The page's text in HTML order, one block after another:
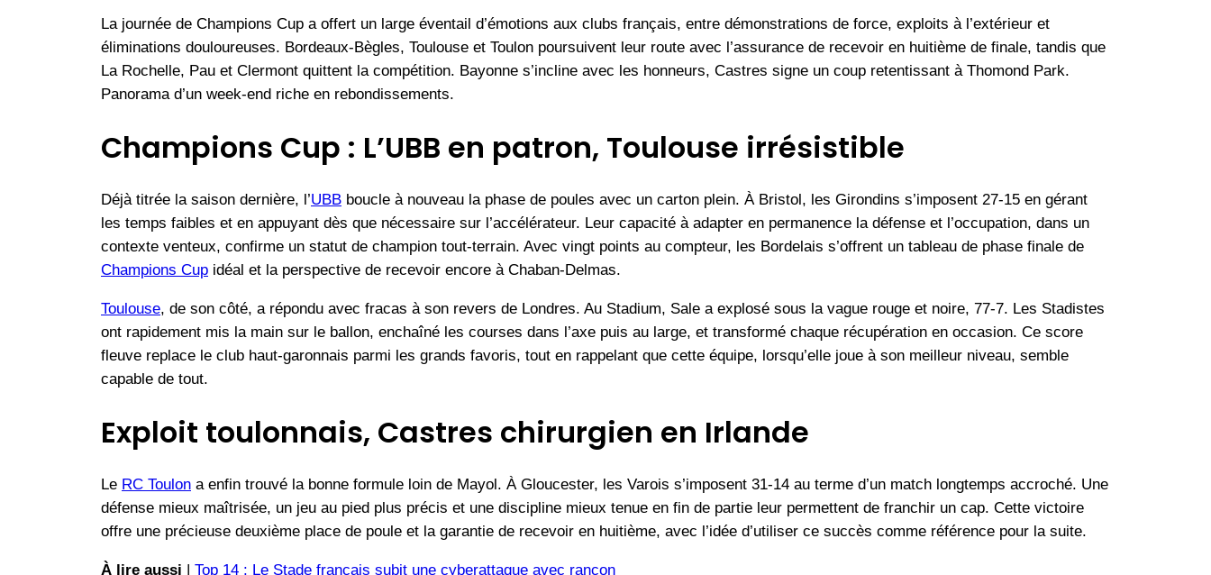
La journée de Champions Cup a offert un large éventail d’émotions aux clubs français, entre démonstrations de force, exploits à l’extérieur et
éliminations douloureuses. Bordeaux-Bègles, Toulouse et Toulon poursuivent leur route avec l’assurance de recevoir en huitième de finale, tandis que
La Rochelle, Pau et Clermont quittent la compétition. Bayonne s’incline avec les honneurs, Castres signe un coup retentissant à Thomond Park.
Panorama d’un week-end riche en rebondissements.
Champions Cup : L’UBB en patron, Toulouse irrésistible
Déjà titrée la saison dernière, l’UBB boucle à nouveau la phase de poules avec un carton plein. À Bristol, les Girondins s’imposent 27-15 en gérant
les temps faibles et en appuyant dès que nécessaire sur l’accélérateur. Leur capacité à adapter en permanence la défense et l’occupation, dans un
contexte venteux, confirme un statut de champion tout-terrain. Avec vingt points au compteur, les Bordelais s’offrent un tableau de phase finale de
Champions Cup idéal et la perspective de recevoir encore à Chaban-Delmas.
Toulouse, de son côté, a répondu avec fracas à son revers de Londres. Au Stadium, Sale a explosé sous la vague rouge et noire, 77-7. Les Stadistes
ont rapidement mis la main sur le ballon, enchaîné les courses dans l’axe puis au large, et transformé chaque récupération en occasion. Ce score
fleuve replace le club haut-garonnais parmi les grands favoris, tout en rappelant que cette équipe, lorsqu’elle joue à son meilleur niveau, semble
capable de tout.
Exploit toulonnais, Castres chirurgien en Irlande
Le RC Toulon a enfin trouvé la bonne formule loin de Mayol. À Gloucester, les Varois s’imposent 31-14 au terme d’un match longtemps accroché. Une
défense mieux maîtrisée, un jeu au pied plus précis et une discipline mieux tenue en fin de partie leur permettent de franchir un cap. Cette victoire
offre une précieuse deuxième place de poule et la garantie de recevoir en huitième, avec l’idée d’utiliser ce succès comme référence pour la suite.
À lire aussi | Top 14 : Le Stade français subit une cyberattaque avec rançon